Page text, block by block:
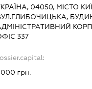
04050, МІСТО
337
000 грн.